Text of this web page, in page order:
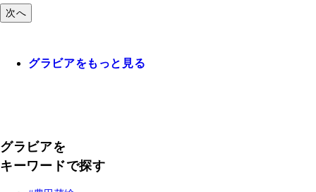
次へ
グラビアをもっと見る
グラビアを
キーワードで探す